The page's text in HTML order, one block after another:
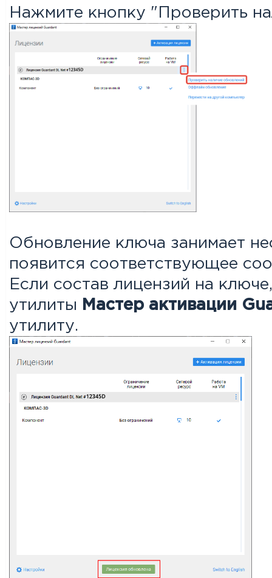
Нажмите кнопку "Проверить
Обновление ключа занимает
появится соответствующее
Если состав лицензий на
утилиты
Мастер активации
утилиту.